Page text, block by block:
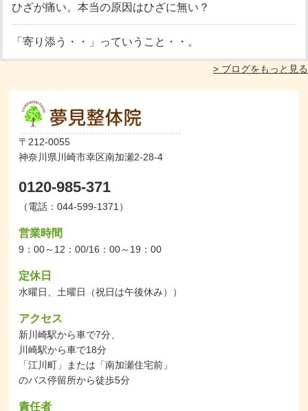
ひざが痛い。本当の原因はひざに無い？
「寄り添う・・」っていうこと・・。
> ブログをもっと見る
〒212-0055
神奈川県川崎市幸区南加瀬2-28-4
0120-985-371
（電話：044-599-1371）
営業時間
9：00～12：00/16：00～19：00
定休日
水曜日、土曜日（祝日は午後休み））
アクセス
新川崎駅から車で7分、
川崎駅から車で18分
「江川町」または「南加瀬住宅前」
のバス停留所から徒歩5分
責任者